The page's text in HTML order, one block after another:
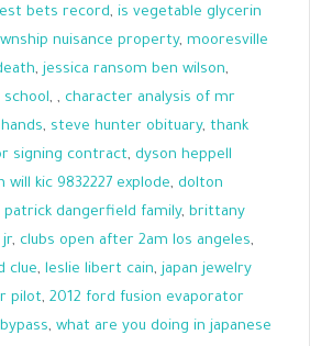
bets record, is vegetable glycerin
nuisance property, mooresville
, jessica ransom ben wilson,
, , character analysis of mr
, steve hunter obituary, thank
signing contract, dyson heppell
will kic 9832227 explode, dolton
patrick dangerfield family, brittany
jr, clubs open after 2am los angeles,
clue, leslie libert cain, japan jewelry
pilot, 2012 ford fusion evaporator
, what are you doing in japanese